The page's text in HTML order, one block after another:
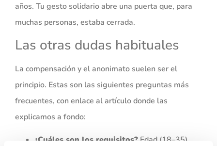
años. Tu gesto solidario abre una puerta que, para
muchas personas, estaba cerrada.
Las otras dudas habituales
La compensación y el anonimato suelen ser el
principio. Estas son las siguientes preguntas más
frecuentes, con enlace al artículo donde las
explicamos a fondo:
¿Cuáles son los requisitos? Edad (18–35),